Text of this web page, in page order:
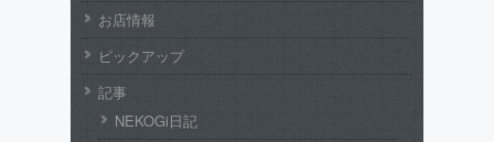
お店情報
ピックアップ
記事
NEKOGi日記